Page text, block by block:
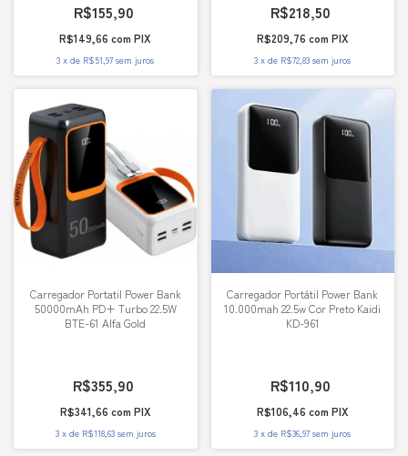
R$155,90
R$149,66com PIX
3 xde R$51,97 sem juros
R$218,50
R$209,76 com PIX
3 xde R$72,83 sem juros
Carregador Portatil Power Bank
50000mAh PD+ Turbo 22.5W
BTE-61 Alfa Gold
R$355,90
R$341,66 com PIX
3 x de R$118,63 sem juros
Carregador Portátil Power Bank
10.000mah 22.5w Cor Preto Kaidi
KD-961
R$110,90
R$106,46 com PIX
3 xde R$36,97 sem juros